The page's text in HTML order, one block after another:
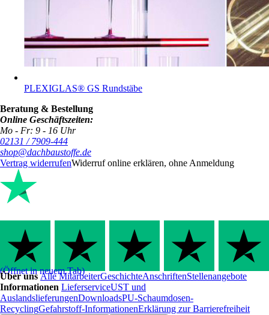
PLEXIGLAS® GS Rundstäbe
Beratung & Bestellung
Online Geschäftszeiten:
Mo - Fr: 9 - 16 Uhr
02131 / 7909-444
shop@dachbaustoffe.de
Vertrag widerrufenWiderruf online erklären, ohne Anmeldung
(Öffnet in neuem Tab)
Über unsAlle MitarbeiterGeschichteAnschriftenStellenangebote
Informationen LieferserviceUST und
AuslandslieferungenDownloadsPU-Schaumdosen-
RecyclingGefahrstoff-InformationenErklärung zur Barrierefreiheit